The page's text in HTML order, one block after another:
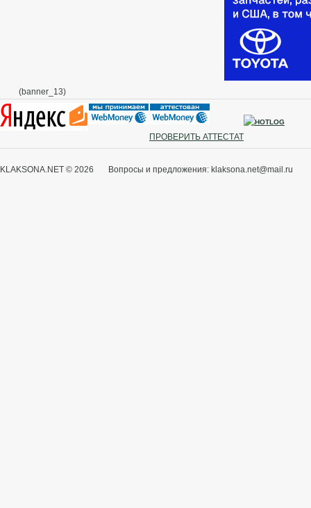
(banner_13)
ПРОВЕРИТЬ АТТЕСТАТ
KLAKSONA.NET © 2026 Вопросы и предложения: klaksona.net@mail.ru